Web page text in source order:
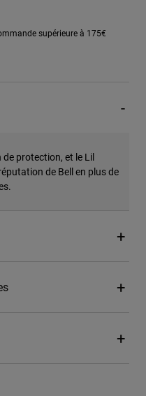
supérieure à 175€
protection, et le Lil
de Bell en plus de